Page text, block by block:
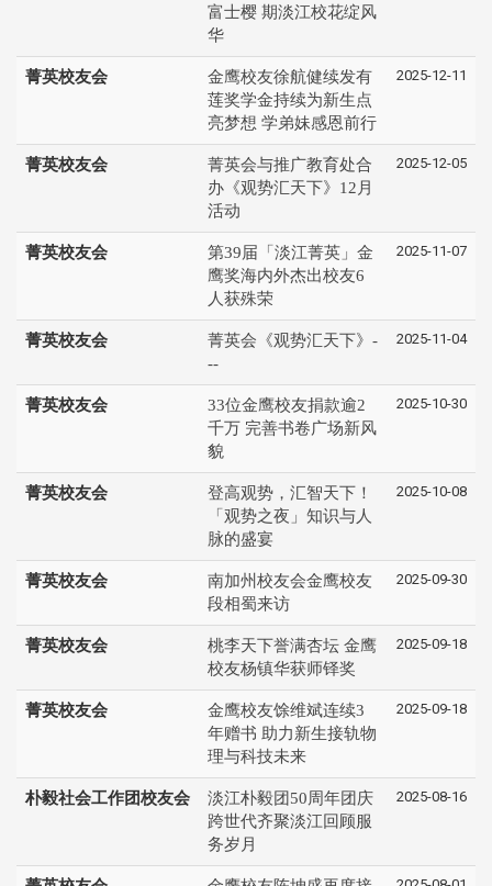
富士樱 期淡江校花绽风
华
菁英校友会
金鹰校友徐航健续发有
莲奖学金持续为新生点
亮梦想 学弟妹感恩前行
2025-12-11
菁英校友会
菁英会与推广教育处合
办《观势汇天下》12月
活动
2025-12-05
菁英校友会
第39届「淡江菁英」金
鹰奖海内外杰出校友6
人获殊荣
2025-11-07
菁英校友会
菁英会《观势汇天下》-
--
2025-11-04
菁英校友会
33位金鹰校友捐款逾2
千万 完善书卷广场新风
貌
2025-10-30
菁英校友会
登高观势，汇智天下！
「观势之夜」知识与人
脉的盛宴
2025-10-08
菁英校友会
南加州校友会金鹰校友
段相蜀来访
2025-09-30
菁英校友会
桃李天下誉满杏坛 金鹰
校友杨镇华获师铎奖
2025-09-18
菁英校友会
金鹰校友馀维斌连续3
年赠书 助力新生接轨物
理与科技未来
2025-09-18
朴毅社会工作团校友会
淡江朴毅团50周年团庆
跨世代齐聚淡江回顾服
务岁月
2025-08-16